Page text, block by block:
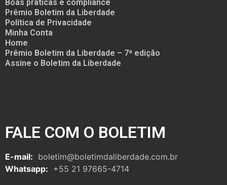
Boas práticas e compliance
Prêmio Boletim da Liberdade
Política de Privacidade
Minha Conta
Home
Prêmio Boletim da Liberdade – 7ª edição
Assine o Boletim da Liberdade
FALE COM O BOLETIM
E-mail: boletim@boletimdaliberdade.com.br
Whatsapp: +55 21 97665-4714